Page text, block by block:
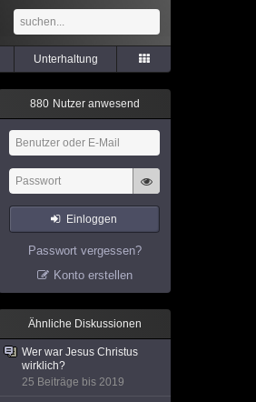
Unterhaltung
880 Nutzer anwesend
Einloggen
Passwort vergessen?
Konto erstellen
Ähnliche Diskussionen
Wer war Jesus Christus
wirklich?
25 Beiträge bis 2019